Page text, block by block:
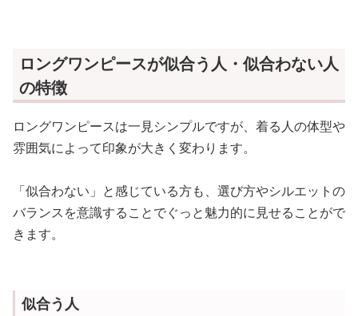
ロングワンピースが似合う人・似合わない人
の特徴
ロングワンピースは一見シンプルですが、着る人の体型や
雰囲気によって印象が大きく変わります。
「似合わない」と感じている方も、選び方やシルエットの
バランスを意識することでぐっと魅力的に見せることがで
きます。
似合う人